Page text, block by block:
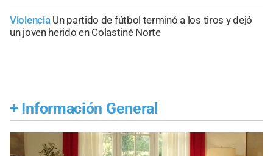
Violencia Un partido de fútbol terminó a los tiros y dejó
un joven herido en Colastiné Norte
+ Información General